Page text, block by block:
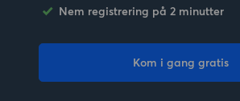
Nem registrering på 2 minutter
Kom i gang gratis